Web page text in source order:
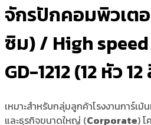
จักรปักคอมพิวเต
ซิม) / High
GD-1212 (12 หัว
เหมาะสำหรับกลุ่มลูกค้าโรงงานการ์เ
และธุรกิจขนาดใหญ่ (Corporate)